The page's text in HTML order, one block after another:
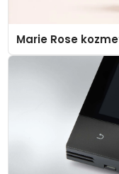
Marie Rose